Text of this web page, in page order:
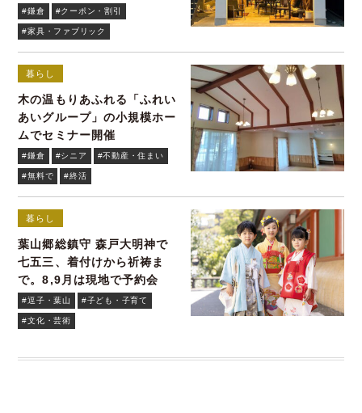
トレット
#鎌倉 #クーポン・割引
#家具・ファブリック
暮らし
木の温もりあふれる「ふれい
あいグループ」の小規模ホー
ムでセミナー開催
#鎌倉 #シニア #不動産・住まい
#無料で #終活
暮らし
葉山郷総鎮守 森戸大明神で
七五三、着付けから祈祷ま
で。8,9月は現地で予約会
#逗子・葉山 #子ども・子育て
#文化・芸術